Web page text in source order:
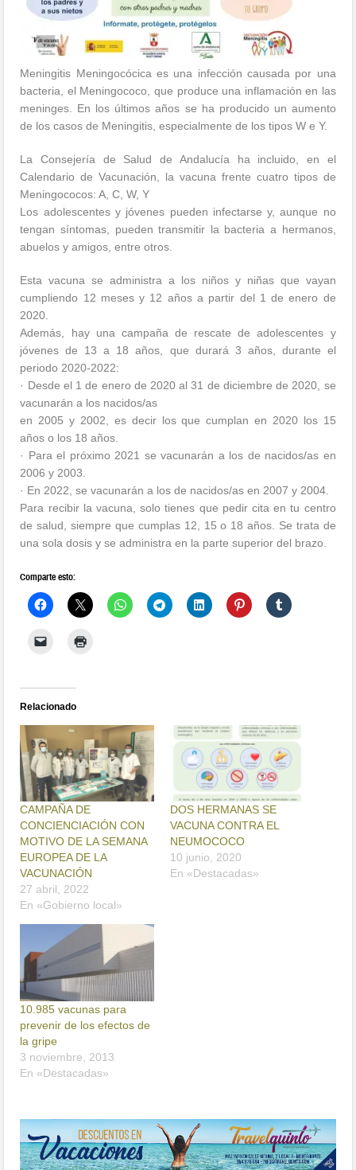
Meningitis Meningocócica es una infección causada por una
bacteria, el Meningococo, que produce una inflamación en las
meninges. En los últimos años se ha producido un aumento
de los casos de Meningitis, especialmente de los tipos W e Y.
La Consejería de Salud de Andalucía ha incluido, en el
Calendario de Vacunación, la vacuna frente cuatro tipos de
Meningococos: A, C, W, Y
Los adolescentes y jóvenes pueden infectarse y, aunque no
tengan síntomas, pueden transmitir la bacteria a hermanos,
abuelos y amigos, entre otros.
Esta vacuna se administra a los niños y niñas que vayan
cumpliendo 12 meses y 12 años a partir del 1 de enero de
2020.
Además, hay una campaña de rescate de adolescentes y
jóvenes de 13 a 18 años, que durará 3 años, durante el
periodo 2020-2022:
· Desde el 1 de enero de 2020 al 31 de diciembre de 2020, se
vacunarán a los nacidos/as
en 2005 y 2002, es decir los que cumplan en 2020 los 15
años o los 18 años.
· Para el próximo 2021 se vacunarán a los de nacidos/as en
2006 y 2003.
· En 2022, se vacunarán a los de nacidos/as en 2007 y 2004.
Para recibir la vacuna, solo tienes que pedir cita en tu centro
de salud, siempre que cumplas 12, 15 o 18 años. Se trata de
una sola dosis y se administra en la parte superior del brazo.
Comparte esto:
Relacionado
CAMPAÑA DE
CONCIENCIACIÓN CON
MOTIVO DE LA SEMANA
EUROPEA DE LA
VACUNACIÓN
27 abril, 2022
En «Gobierno local»
DOS HERMANAS SE
VACUNA CONTRA EL
NEUMOCOCO
10 junio, 2020
En «Destacadas»
10.985 vacunas para
prevenir de los efectos de
la gripe
3 noviembre, 2013
En «Destacadas»